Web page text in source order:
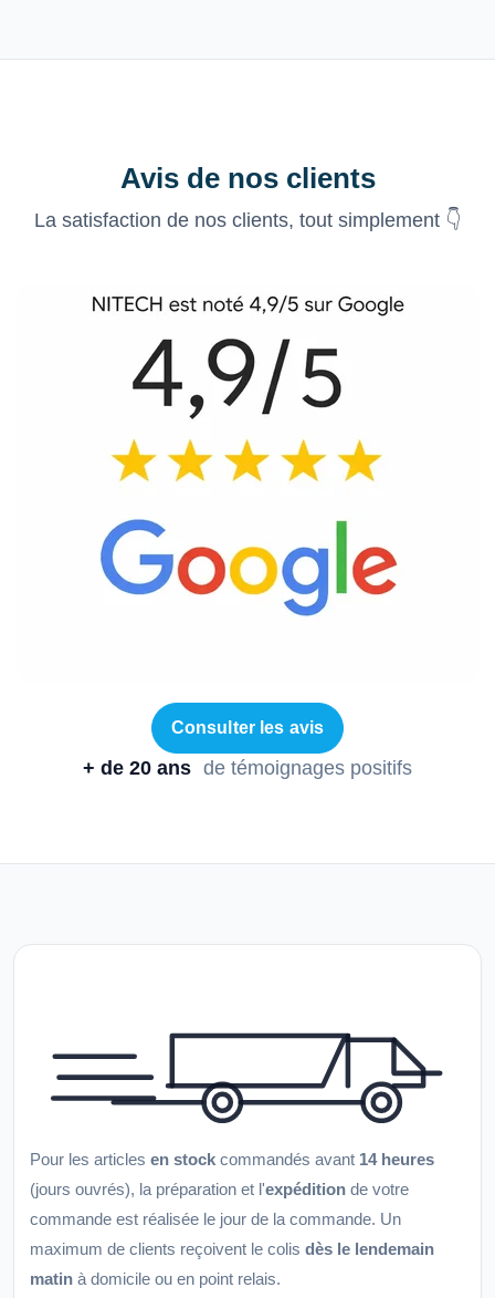
Avis de nos clients
La satisfaction de nos clients, tout simplement 👇
Consulter les avis
+ de 20 ans de témoignages positifs
Pour les articles en stock commandés avant 14 heures
(jours ouvrés), la préparation et l'expédition de votre
commande est réalisée le jour de la commande. Un
maximum de clients reçoivent le colis dès le lendemain
matin à domicile ou en point relais.